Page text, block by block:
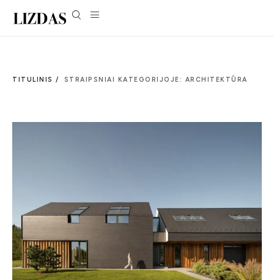
TITULINIS / STRAIPSNIAI KATEGORIJOJE: ARCHITEKTŪRA